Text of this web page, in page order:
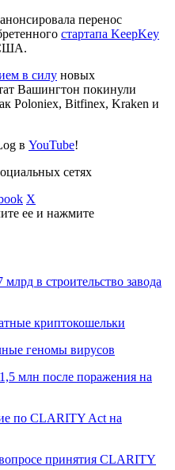
перенос
стартапа KeepKey
в силу новых
Вашингтон покинули
Poloniex, Bitfinex, Kraken и
в YouTube!
сетях
X
ее и нажмите
в строительство завода
криптокошельки
геномы вирусов
млн после поражения на
по CLARITY Act на
принятия CLARITY